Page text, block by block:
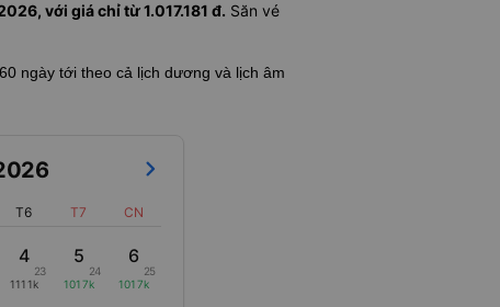
với giá chỉ từ 1.017.181 đ. Săn vé
ngày tới theo cả lịch dương và lịch âm
T6 T7 CN
4
23
1111k
5
24
1017k
6
25
1017k